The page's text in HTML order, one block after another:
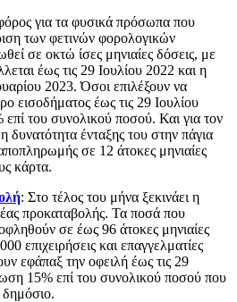
για τα φυσικά πρόσωπα που
των φετινών φορολογικών
σε οκτώ ίσες μηνιαίες δόσεις, με
έως τις 29 Ιουλίου 2022 και η
2023. Όσοι επιλέξουν να
εισοδήματος έως τις 29 Ιουλίου
του συνολικού ποσού. Και για τον
δυνατότητα ένταξης του στην πάγια
σε 12 άτοκες μηνιαίες
κάρτα.
: Στο τέλος του μήνα ξεκινάει η
προκαταβολής. Τα ποσά που
σε έως 96 άτοκες μηνιαίες
επιχειρήσεις και επαγγελματίες
εφάπαξ την οφειλή έως τις 29
15% επί του συνολικού ποσού που
δημόσιο.